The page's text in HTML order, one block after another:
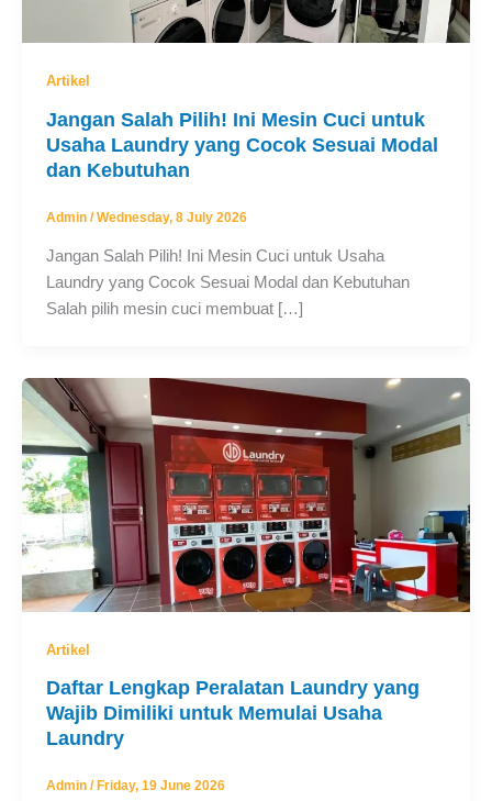
Artikel
Jangan Salah Pilih! Ini Mesin Cuci untuk
Usaha Laundry yang Cocok Sesuai Modal
dan Kebutuhan
Admin /Wednesday, 8 July 2026
Jangan Salah Pilih! Ini Mesin Cuci untuk Usaha
Laundry yang Cocok Sesuai Modal dan Kebutuhan
Salah pilih mesin cuci membuat […]
Artikel
Daftar Lengkap Peralatan Laundry yang
Wajib Dimiliki untuk Memulai Usaha
Laundry
Admin / Friday, 19 June 2026